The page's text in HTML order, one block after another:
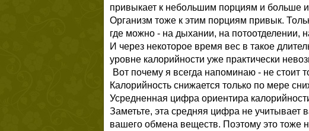
привыкает к небольшим порциям и больше и
Организм тоже к этим порциям привык.
где можно - на дыхании, на потоотделении,
И через некоторое время вес в такое
уровне калорийности уже практически
Вот почему я всегда напоминаю - не стоит
Калорийность снижается только по мере
Усредненная цифра ориентира
Заметьте, эта средняя цифра не учитывает
вашего обмена веществ. Поэтому это тоже